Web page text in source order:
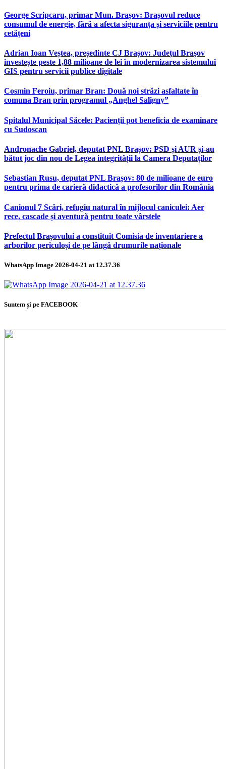
George Scripcaru, primar Mun. Brașov: Brașovul reduce
consumul de energie, fără a afecta siguranța și serviciile pentru
cetățeni
Adrian Ioan Veștea, președinte CJ Brașov: Județul Brașov
investește peste 1,88 milioane de lei în modernizarea sistemului
GIS pentru servicii publice digitale
Cosmin Feroiu, primar Bran: Două noi străzi asfaltate în
comuna Bran prin programul „Anghel Saligny”
Spitalul Municipal Săcele: Pacienții pot beneficia de examinare
cu Sudoscan
Andronache Gabriel, deputat PNL Brașov: PSD și AUR și-au
bătut joc din nou de Legea integrității la Camera Deputaților
Sebastian Rusu, deputat PNL Brașov: 80 de milioane de euro
pentru prima de carieră didactică a profesorilor din România
Canionul 7 Scări, refugiu natural în mijlocul caniculei: Aer
rece, cascade și aventură pentru toate vârstele
Prefectul Brașovului a constituit Comisia de inventariere a
arborilor periculoși de pe lângă drumurile naționale
WhatsApp Image 2026-04-21 at 12.37.36
Suntem și pe FACEBOOK